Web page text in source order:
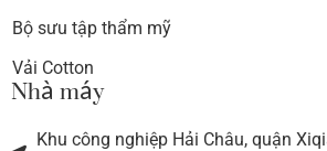
Bộ sưu tập thẩm mỹ
Vải Cotton
Nhà máy
Khu công nghiệp Hải Châu, quận